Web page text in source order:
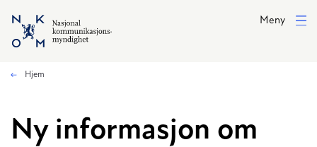
Hopp til hovedinnhold
Meny
Hjem
Ny informasjon om